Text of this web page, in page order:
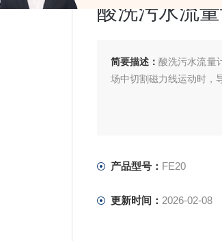
酸洗污水流
简要描述：酸洗污水流量
场中切割磁力线运动时，
产品型号： FE20
更新时间： 2026-02-08